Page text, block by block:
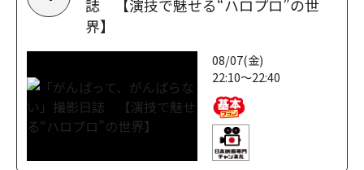
誌 【演技で魅せる“ハロプロ”の世
界】
08/07(金)
22:10～22:40